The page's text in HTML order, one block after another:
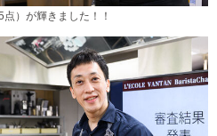
）が輝きました！！